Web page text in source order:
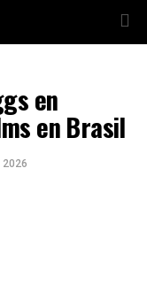
en
en Brasil
2026